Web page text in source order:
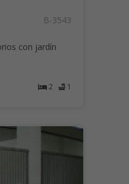
B-3543
con jardín
2 1